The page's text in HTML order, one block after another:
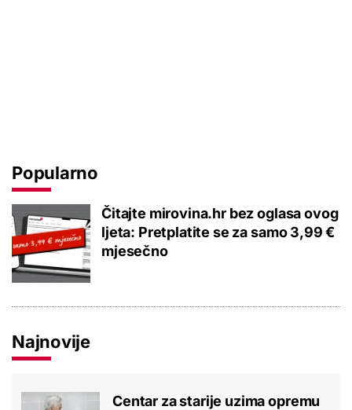
Popularno
Čitajte mirovina.hr bez oglasa ovog
ljeta: Pretplatite se za samo 3,99 €
mjesečno
Najnovije
Centar za starije uzima opremu